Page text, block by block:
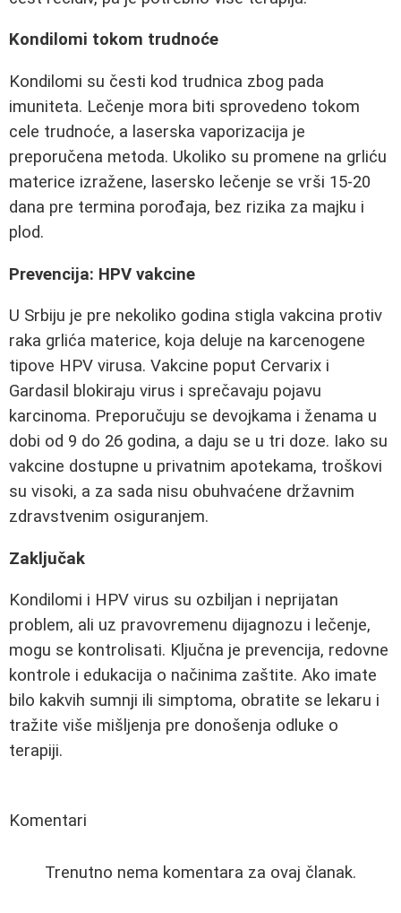
Kondilomi tokom trudnoće
Kondilomi su česti kod trudnica zbog pada
imuniteta. Lečenje mora biti sprovedeno tokom
cele trudnoće, a laserska vaporizacija je
preporučena metoda. Ukoliko su promene na grliću
materice izražene, lasersko lečenje se vrši 15-20
dana pre termina porođaja, bez rizika za majku i
plod.
Prevencija: HPV vakcine
U Srbiju je pre nekoliko godina stigla vakcina protiv
raka grlića materice, koja deluje na karcenogene
tipove HPV virusa. Vakcine poput Cervarix i
Gardasil blokiraju virus i sprečavaju pojavu
karcinoma. Preporučuju se devojkama i ženama u
dobi od 9 do 26 godina, a daju se u tri doze. Iako su
vakcine dostupne u privatnim apotekama, troškovi
su visoki, a za sada nisu obuhvaćene državnim
zdravstvenim osiguranjem.
Zaključak
Kondilomi i HPV virus su ozbiljan i neprijatan
problem, ali uz pravovremenu dijagnozu i lečenje,
mogu se kontrolisati. Ključna je prevencija, redovne
kontrole i edukacija o načinima zaštite. Ako imate
bilo kakvih sumnji ili simptoma, obratite se lekaru i
tražite više mišljenja pre donošenja odluke o
terapiji.
Komentari
Trenutno nema komentara za ovaj članak.